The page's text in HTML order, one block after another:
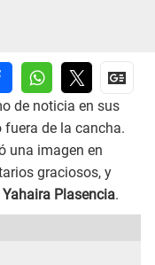
de noticia en sus
de la cancha.
una imagen en
graciosos, y
Yahaira Plasencia.